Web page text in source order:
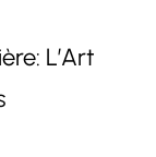
L’Art